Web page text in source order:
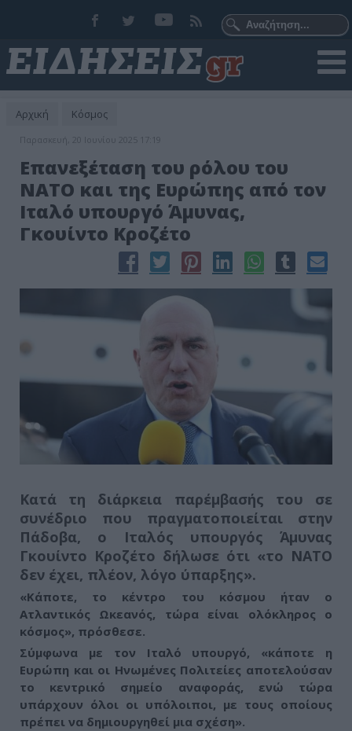
Αρχική Κόσμος
Παρασκευή, 20 Ιουνίου 2025 17:19
Επανεξέταση του ρόλου του
ΝΑΤΟ και της Ευρώπης από τον
Ιταλό υπουργό Άμυνας,
Γκουίντο Κροζέτο
Κατά τη διάρκεια παρέμβασής του σε
συνέδριο που πραγματοποιείται στην
Πάδοβα, ο Ιταλός υπουργός Άμυνας
Γκουίντο Κροζέτο δήλωσε ότι «το ΝΑΤΟ
δεν έχει, πλέον, λόγο ύπαρξης».
«Κάποτε, το κέντρο του κόσμου ήταν ο
Ατλαντικός Ωκεανός, τώρα είναι ολόκληρος ο
κόσμος», πρόσθεσε.
Σύμφωνα με τον Ιταλό υπουργό, «κάποτε η
Ευρώπη και οι Ηνωμένες Πολιτείες αποτελούσαν
το κεντρικό σημείο αναφοράς, ενώ τώρα
υπάρχουν όλοι οι υπόλοιποι, με τους οποίους
πρέπει να δημιουργηθεί μια σχέση».